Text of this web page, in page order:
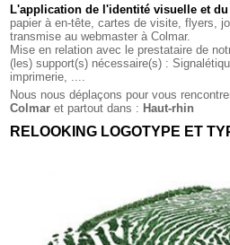
L'application de l'identité visuelle et
papier à en-tête, cartes de visite, flyers,
transmise au webmaster à Colmar.
Mise en relation avec le prestataire de
(les) support(s) nécessaire(s) :
imprimerie, ....
Nous nous déplaçons pour vous
Colmar et partout dans : Haut-rhin
RELOOKING LOGOTYPE ET